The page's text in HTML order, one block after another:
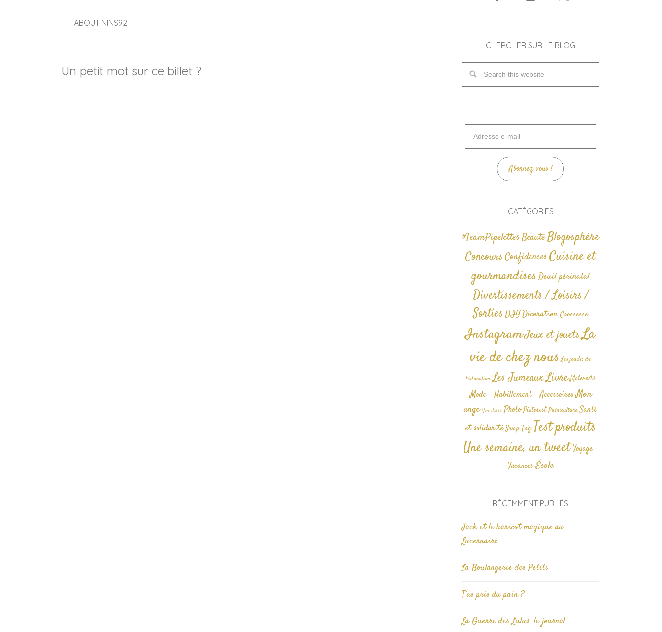
ABOUT NINS92
Un petit mot sur ce billet ?
CHERCHER SUR LE BLOG
mail
Abonnez-vous !
CATÉGORIES
#TeamPipelettesBeautéBlogosphère
ConcoursConfidences Cuisine et
gourmandises Deuil périnatal
Divertissements / Loisirs /
SortiesDIYDécoration Grossesse
InstagramJeux et jouetsLa
vie de chez nous Les jeudis de
l'éducation Les JumeauxLivre Maternité
Mode - Habillement - AccessoiresMon
ange Non classé Photo Pinterest Puériculture Santé
et solidarité Swap TagTest produits
Une semaine, un tweetVoyage -
Vacances École
RÉCEMMENT PUBLIÉS
Jack et le haricot magique au
Lucernaire
La Boulangerie des Petits
T’as pris du pain ?
La Guerre des Lulus, le journal